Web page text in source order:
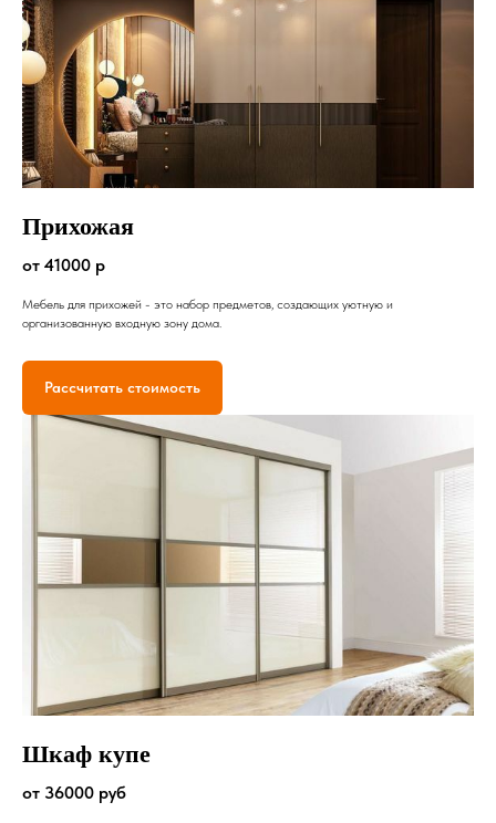
Прихожая
от 41000 р
Мебель для прихожей - это набор предметов, создающих уютную и
организованную входную зону дома.
Рассчитать стоимость
Шкаф купе
от 36000 руб